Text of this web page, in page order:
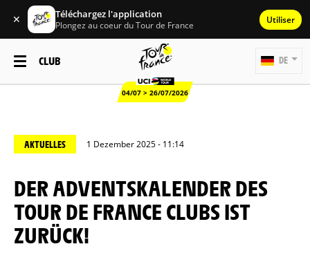
✕ Téléchargez l'application
Plongez au coeur du Tour de France Utiliser
CLUB
04/07 > 26/07/2026
DE
AKTUELLES 1 Dezember 2025 - 11:14
DER ADVENTSKALENDER DES
TOUR DE FRANCE CLUBS IST
ZURÜCK!